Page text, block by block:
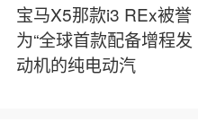
宝马X5那款i3 REx被誉
为“全球首款配备增程发
动机的纯电动汽